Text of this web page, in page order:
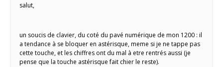
salut,
un soucis de clavier, du coté du pavé numérique de mon 1200 : il
a tendance à se bloquer en astérisque, meme si je ne tappe pas
cette touche, et les chiffres ont du mal à etre rentrés aussi (je
pense que la touche astérisque fait chier le reste).